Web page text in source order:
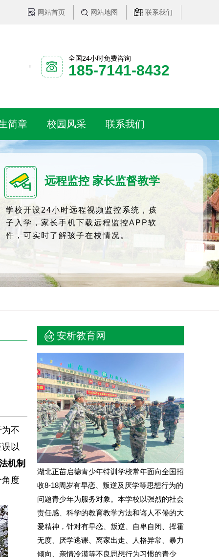
网站首页 网站地图 联系我们
全国24小时免费咨询
185-7141-8432
简章 校园风采 联系我们
远程监控 家长监督教学
学校开设24小时远程视频监控系统，孩
子入学，家长手机下载远程监控APP软
件，可实时了解孩子在校情况。
不
以
机制
度
安析教育网
湖北正苗启德青少年特训学校常年面向全国招
收8-18周岁有早恋、叛逆及厌学等思想行为的
问题青少年为服务对象。本学校以强烈的社会
责任感、科学的教育教学方法和诲人不倦的大
爱精神，针对有早恋、叛逆、自卑自闭、挥霍
无度、厌学逃课、离家出走、人格异常、暴力
倾向、亲情冷漠等不良思想行为习惯的青少